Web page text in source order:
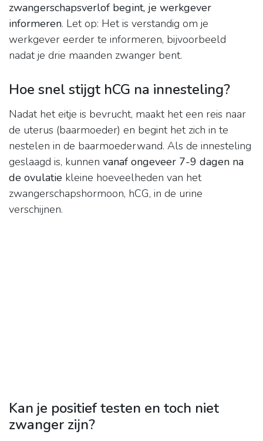
zwangerschapsverlof begint, je werkgever
informeren. Let op: Het is verstandig om je
werkgever eerder te informeren, bijvoorbeeld
nadat je drie maanden zwanger bent.
Hoe snel stijgt hCG na innesteling?
Nadat het eitje is bevrucht, maakt het een reis naar
de uterus (baarmoeder) en begint het zich in te
nestelen in de baarmoederwand. Als de innesteling
geslaagd is, kunnen vanaf ongeveer 7-9 dagen na
de ovulatie kleine hoeveelheden van het
zwangerschapshormoon, hCG, in de urine
verschijnen.
Kan je positief testen en toch niet
zwanger zijn?